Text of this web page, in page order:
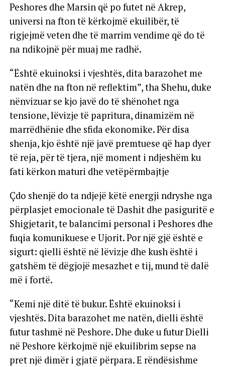
Peshores dhe Marsin që po futet në Akrep,
universi na fton të kërkojmë ekuilibër, të
rigjejmë veten dhe të marrim vendime që do të
na ndikojnë për muaj me radhë.
“Është ekuinoksi i vjeshtës, dita barazohet me
natën dhe na fton në reflektim”, tha Shehu, duke
nënvizuar se kjo javë do të shënohet nga
tensione, lëvizje të papritura, dinamizëm në
marrëdhënie dhe sfida ekonomike. Për disa
shenja, kjo është një javë premtuese që hap dyer
të reja, për të tjera, një moment i ndjeshëm ku
fati kërkon maturi dhe vetëpërmbajtje
Çdo shenjë do ta ndjejë këtë energji ndryshe nga
përplasjet emocionale të Dashit dhe pasiguritë e
Shigjetarit, te balancimi personal i Peshores dhe
fuqia komunikuese e Ujorit. Por një gjë është e
sigurt: qielli është në lëvizje dhe kush është i
gatshëm të dëgjojë mesazhet e tij, mund të dalë
më i fortë.
“Kemi një ditë të bukur. Është ekuinoksi i
vjeshtës. Dita barazohet me natën, dielli është
futur tashmë në Peshore. Dhe duke u futur Dielli
në Peshore kërkojmë një ekuilibrim sepse na
pret një dimër i gjatë përpara. E rëndësishme